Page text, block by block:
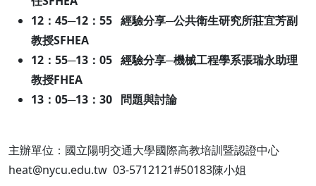
12：45─12：55 經驗分享─公共衛生研究所莊宜芳副
教授SFHEA
12：55─13：05 經驗分享─機械工程學系張瑞永助理
教授FHEA
13：05─13：30 問題與討論
主辦單位：國立陽明交通大學國際高教培訓暨認證中心
heat@nycu.edu.tw 03-5712121#50183陳小姐